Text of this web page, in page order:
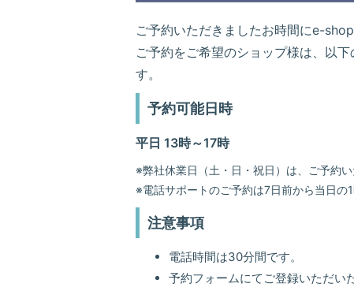
ご予約いただきましたお時間にe-
ご予約をご希望のショップ様は、以
す。
予約可能日時
平日 13時～17時
※弊社休業日（土・日・祝日）は、ご予約い
※電話サポートのご予約は7日前から当日の1
注意事項
電話時間は30分間です。
予約フォームにてご登録いただい